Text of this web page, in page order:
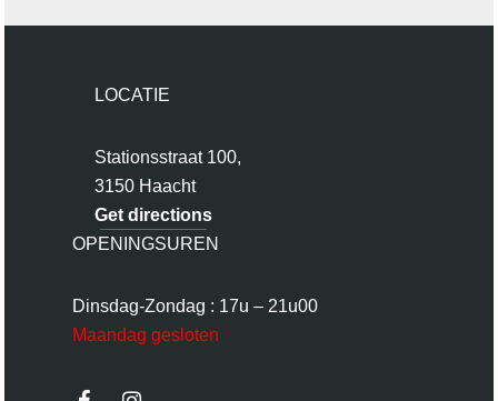
LOCATIE
Stationsstraat 100,
3150 Haacht
Get directions
OPENINGSUREN
Dinsdag-Zondag : 17u – 21u00
Maandag gesloten